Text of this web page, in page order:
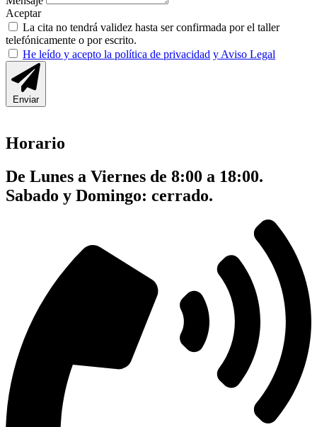
Aceptar
La cita no tendrá validez hasta ser confirmada por el taller
telefónicamente o por escrito.
He leído y acepto la política de privacidad y Aviso Legal
Enviar
Horario
De Lunes a Viernes de 8:00 a 18:00.
Sabado y Domingo: cerrado.